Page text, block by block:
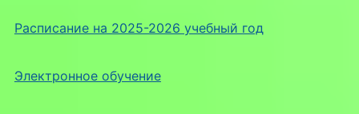
Расписание на 2025-2026 учебный год
Электронное обучение